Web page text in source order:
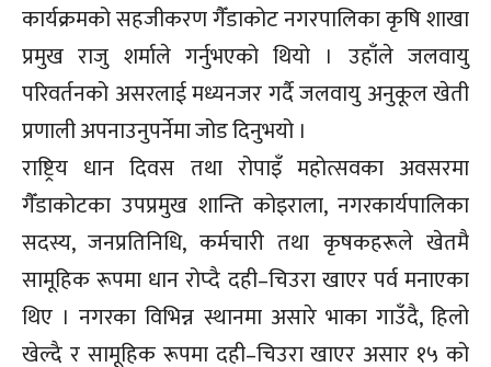
कार्यक्रमको सहजीकरण गैँडाकोट नगरपालिका कृषि शाखा
प्रमुख राजु शर्माले गर्नुभएको थियो । उहाँले जलवायु
परिवर्तनको असरलाई मध्यनजर गर्दै जलवायु अनुकूल खेती
प्रणाली अपनाउनुपर्नेमा जोड दिनुभयो ।
राष्ट्रिय धान दिवस तथा रोपाइँ महोत्सवका अवसरमा
गैँडाकोटका उपप्रमुख शान्ति कोइराला, नगरकार्यपालिका
सदस्य, जनप्रतिनिधि, कर्मचारी तथा कृषकहरूले खेतमै
सामूहिक रूपमा धान रोप्दै दही–चिउरा खाएर पर्व मनाएका
थिए । नगरका विभिन्न स्थानमा असारे भाका गाउँदै, हिलो
खेल्दै र सामूहिक रूपमा दही–चिउरा खाएर असार १५ को